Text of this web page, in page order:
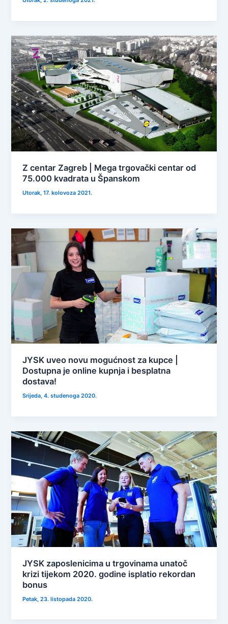
Z centar Zagreb | Mega trgovački centar od
75.000 kvadrata u Španskom
Utorak, 17. kolovoza 2021.
JYSK uveo novu mogućnost za kupce |
Dostupna je online kupnja i besplatna
dostava!
Srijeda, 4. studenoga 2020.
JYSK zaposlenicima u trgovinama unatoč
krizi tijekom 2020. godine isplatio rekordan
bonus
Petak, 23. listopada 2020.